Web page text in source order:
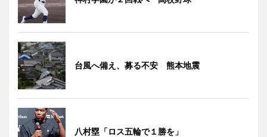
台風へ備え、募る不安 熊本地震
八村塁「ロス五輪で１勝を」